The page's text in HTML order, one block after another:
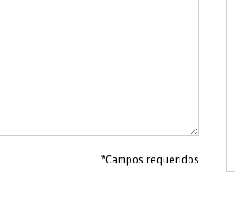
*Campos requeridos